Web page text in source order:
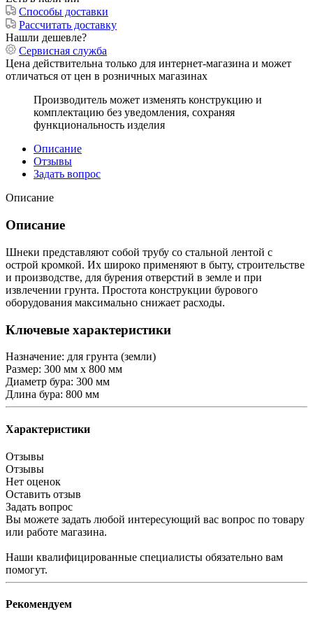
Способы доставки
Рассчитать доставку
Нашли дешевле?
Сервисная служба
Цена действительна только для интернет-магазина и может
отличаться от цен в розничных магазинах
Производитель может изменять конструкцию и
комплектацию без уведомления, сохраняя
функциональность изделия
Описание
Отзывы
Задать вопрос
Описание
Описание
Шнеки представляют собой трубу со стальной лентой с
острой кромкой. Их широко применяют в быту, строительстве
и производстве, для бурения отверстий в земле и при
извлечении грунта. Простота конструкции бурового
оборудования максимально снижает расходы.
Ключевые характеристики
Назначение: для грунта (земли)
Размер: 300 мм x 800 мм
Диаметр бура: 300 мм
Длина бура: 800 мм
Характеристики
Отзывы
Отзывы
Нет оценок
Оставить отзыв
Задать вопрос
Вы можете задать любой интересующий вас вопрос по товару
или работе магазина.
Наши квалифицированные специалисты обязательно вам
помогут.
Рекомендуем